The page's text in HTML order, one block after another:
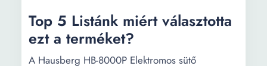
Top 5 Listánk miért választotta
ezt a terméket?
A Hausberg HB-8000P Elektromos sütő